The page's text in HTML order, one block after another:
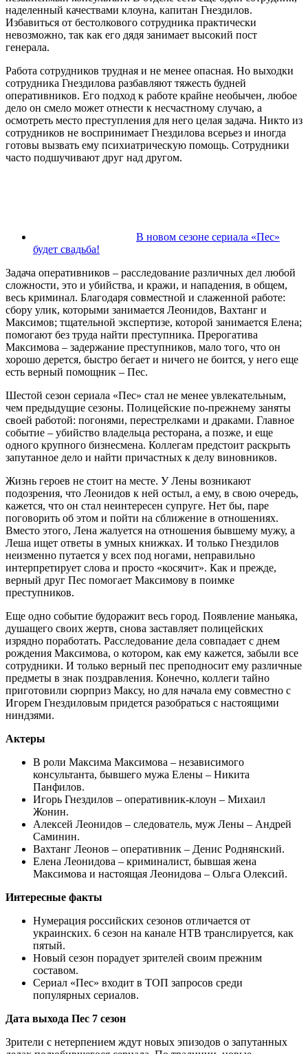
наделенный качествами клоуна, капитан Гнездилов.
Избавиться от бестолкового сотрудника практически
невозможно, так как его дядя занимает высокий пост
генерала.
Работа сотрудников трудная и не менее опасная. Но выходки
сотрудника Гнездилова разбавляют тяжесть будней
оперативников. Его подход к работе крайне необычен, любое
дело он смело может отнести к несчастному случаю, а
осмотреть место преступления для него целая задача. Никто из
сотрудников не воспринимает Гнездилова всерьез и иногда
готовы вызвать ему психиатрическую помощь. Сотрудники
часто подшучивают друг над другом.
В новом сезоне сериала «Пес»
будет свадьба!
Задача оперативников – расследование различных дел любой
сложности, это и убийства, и кражи, и нападения, в общем,
весь криминал. Благодаря совместной и слаженной работе:
сбору улик, которыми занимается Леонидов, Вахтанг и
Максимов; тщательной экспертизе, которой занимается Елена;
помогают без труда найти преступника. Прерогатива
Максимова – задержание преступников, мало того, что он
хорошо дерется, быстро бегает и ничего не боится, у него еще
есть верный помощник – Пес.
Шестой сезон сериала «Пес» стал не менее увлекательным,
чем предыдущие сезоны. Полицейские по-прежнему заняты
своей работой: погонями, перестрелками и драками. Главное
событие – убийство владельца ресторана, а позже, и еще
одного крупного бизнесмена. Коллегам предстоит раскрыть
запутанное дело и найти причастных к делу виновников.
Жизнь героев не стоит на месте. У Лены возникают
подозрения, что Леонидов к ней остыл, а ему, в свою очередь,
кажется, что он стал неинтересен супруге. Нет бы, паре
поговорить об этом и пойти на сближение в отношениях.
Вместо этого, Лена жалуется на отношения бывшему мужу, а
Леша ищет ответы в умных книжках. И только Гнездилов
неизменно путается у всех под ногами, неправильно
интерпретирует слова и просто «косячит». Как и прежде,
верный друг Пес помогает Максимову в поимке
преступников.
Еще одно событие будоражит весь город. Появление маньяка,
душащего своих жертв, снова заставляет полицейских
изрядно поработать. Расследование дела совпадает с днем
рождения Максимова, о котором, как ему кажется, забыли все
сотрудники. И только верный пес преподносит ему различные
предметы в знак поздравления. Конечно, коллеги тайно
приготовили сюрприз Максу, но для начала ему совместно с
Игорем Гнездиловым придется разобраться с настоящими
ниндзями.
Актеры
В роли Максима Максимова – независимого
консультанта, бывшего мужа Елены – Никита
Панфилов.
Игорь Гнездилов – оперативник-клоун – Михаил
Жонин.
Алексей Леонидов – следователь, муж Лены – Андрей
Саминин.
Вахтанг Леонов – оперативник – Денис Роднянский.
Елена Леонидова – криминалист, бывшая жена
Максимова и настоящая Леонидова – Ольга Олексий.
Интересные факты
Нумерация российских сезонов отличается от
украинских. 6 сезон на канале НТВ транслируется, как
пятый.
Новый сезон порадует зрителей своим прежним
составом.
Сериал «Пес» входит в ТОП запросов среди
популярных сериалов.
Дата выхода Пес 7 сезон
Зрители с нетерпением ждут новых эпизодов о запутанных